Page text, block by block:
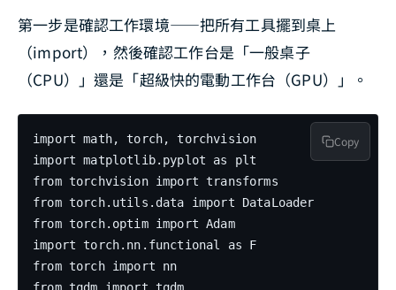
第一步是確認工作環境——把所有工具擺到桌上
（import），然後確認工作台是「一般桌子
（CPU）」還是「超級快的電動工作台（GPU）」。
import math, torch, torchvision
import matplotlib.pyplot as plt
from torchvision import transforms
from torch.utils.data import DataLoader
from torch.optim import Adam
import torch.nn.functional as F
from torch import nn
from tqdm import tqdm
Copy